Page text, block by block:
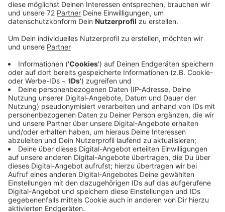
sondern zukünftig auch über die Grenze hinaus bis in
die Niederlande.
Anzeige
©NWL
Anzeige
Grundsätzlich wird ein Mindestzugangebot aus zwei S-
Bahnen je Stunde plus einem RegionalExpress
angestrebt, gefahren werden soll überwiegend im 30-
Minuten-Takt. Mit dem Raster wird sichergestellt,
dass der Taktknoten Münster Hauptbahnhof weiterhin
als Umstiegsbahnhof fungieren kann. Dadurch, dass
einige S-Bahnlinien sich im Münsteraner Stadtgebiet